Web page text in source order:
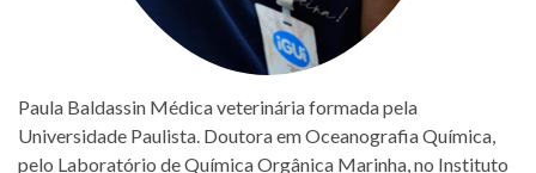
Paula Baldassin Médica veterinária formada pela
Universidade Paulista. Doutora em Oceanografia Química,
pelo Laboratório de Química Orgânica Marinha, no Instituto